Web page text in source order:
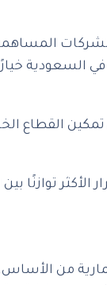
السعودية
القطاع
توازنًا بين
من الأساس.